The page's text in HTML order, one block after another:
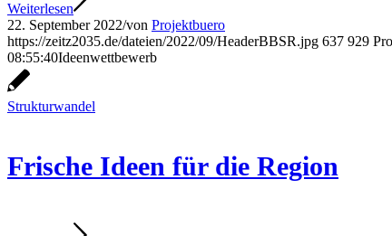
Weiterlesen
22. September 2022/von Projektbuero
https://zeitz2035.de/dateien/2022/09/HeaderBBSR.jpg 637 929
08:55:40Ideenwettbewerb
Strukturwandel
Frische Ideen für die Region